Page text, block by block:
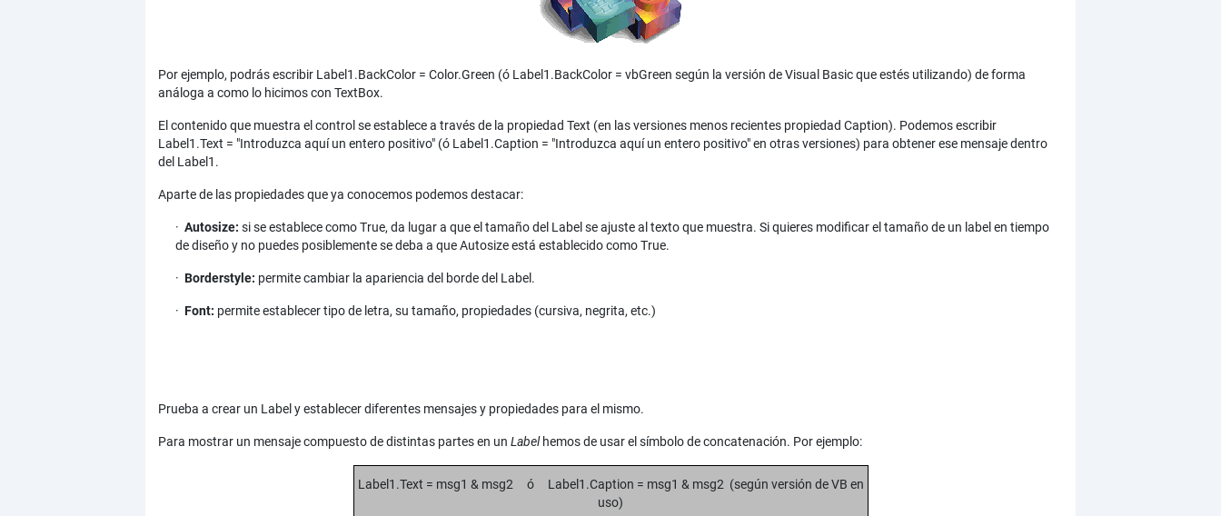
Por ejemplo, podrás escribir Label1.BackColor = Color.Green (ó Label1.BackColor = vbGreen según la versión de Visual Basic que estés utilizando) de forma
análoga a como lo hicimos con TextBox.
El contenido que muestra el control se establece a través de la propiedad Text (en las versiones menos recientes propiedad Caption). Podemos escribir
Label1.Text = "Introduzca aquí un entero positivo" (ó Label1.Caption = "Introduzca aquí un entero positivo" en otras versiones) para obtener ese mensaje dentro
del Label1.
Aparte de las propiedades que ya conocemos podemos destacar:
· Autosize: si se establece como True, da lugar a que el tamaño del Label se ajuste al texto que muestra. Si quieres modificar el tamaño de un label en tiempo
de diseño y no puedes posiblemente se deba a que Autosize está establecido como True.
· Borderstyle: permite cambiar la apariencia del borde del Label.
· Font: permite establecer tipo de letra, su tamaño, propiedades (cursiva, negrita, etc.)
Prueba a crear un Label y establecer diferentes mensajes y propiedades para el mismo.
Para mostrar un mensaje compuesto de distintas partes en un Labelhemos de usar el símbolo de concatenación. Por ejemplo:
Label1.Text = msg1 & msg2 ó Label1.Caption = msg1 & msg2 (según versión de VB en
uso)